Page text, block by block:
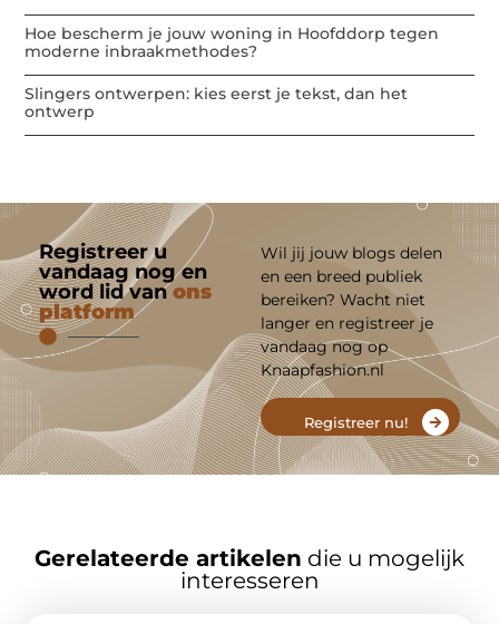
Hoe bescherm je jouw woning in Hoofddorp tegen
moderne inbraakmethodes?
Slingers ontwerpen: kies eerst je tekst, dan het
ontwerp
Registreer u
vandaag nog en
word lid vanons
platform
Wil jij jouw blogs delen
en een breed publiek
bereiken? Wacht niet
langer en registreer je
vandaag nog op
Knaapfashion.nl
Registreer nu!
Gerelateerde artikelen die u mogelijk
interesseren